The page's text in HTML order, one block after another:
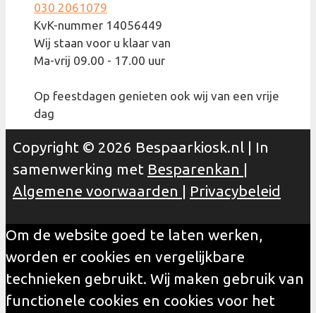
030 2061079
KvK-nummer 14056449
Wij staan voor u klaar van
Ma-vrij 09.00 - 17.00 uur
Op feestdagen genieten ook wij van een vrije
dag
Copyright © 2026 Bespaarkiosk.nl | In
samenwerking met Besparenkan |
Algemene voorwaarden | Privacybeleid
Om de website goed te laten werken,
worden er cookies en vergelijkbare
technieken gebruikt. Wij maken gebruik van
functionele cookies en cookies voor het